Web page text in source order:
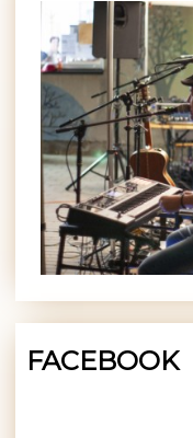
FACEBOOK